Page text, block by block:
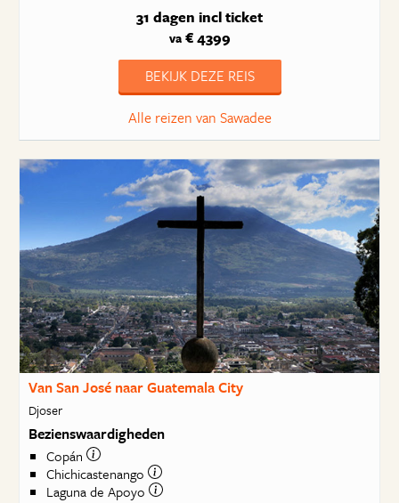
31 dagen incl ticket
va€ 4399
BEKIJK DEZE REIS
Alle reizen van Sawadee
Van San José naar Guatemala City
Djoser
Bezienswaardigheden
Copán
Chichicastenango
Laguna de Apoyo